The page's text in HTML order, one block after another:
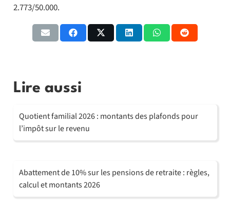
2.773/50.000.
Lire aussi
Quotient familial 2026 : montants des plafonds pour
l’impôt sur le revenu
Abattement de 10% sur les pensions de retraite : règles,
calcul et montants 2026